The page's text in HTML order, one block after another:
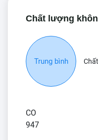
Chất lượng
Trung bình
CO
947